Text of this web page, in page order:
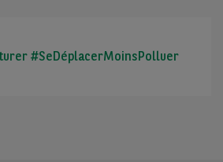
#SeDéplacerMoinsPolluer